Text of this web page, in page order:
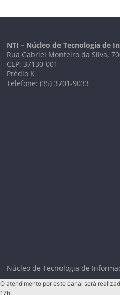
NTI – Núcleo de Tecnologia de
Rua Gabriel Monteiro da Silva,
CEP: 37130-001
Prédio K
Telefone: (35) 3701-9033
Núcleo de Tecnologia de
O atendimento por este canal será
17h.